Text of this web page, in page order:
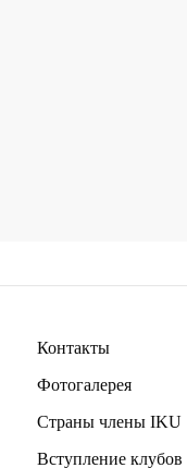
Контакты
Фотогалерея
Страны члены IKU
Вступление клубов​